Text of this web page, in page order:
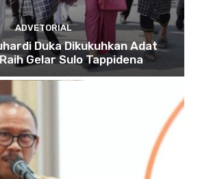
ADVETORIAL
Duka Dikukuhkan Adat
Gelar Sulo Tappidena